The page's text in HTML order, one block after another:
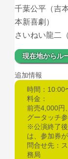
千葉公平（吉
本新喜劇）
さいねい龍二
現在地からル
追加情報
時間：10:00
料金：
前売4,000円
グータッチ
※公演終了
は、参加券
問合せ先：
務局